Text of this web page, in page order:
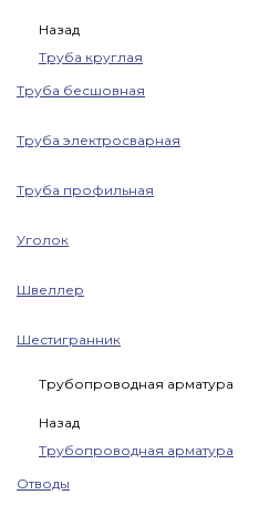
Назад
Труба круглая
Труба бесшовная
Труба электросварная
Труба профильная
Уголок
Швеллер
Шестигранник
Трубопроводная арматура
Назад
Трубопроводная арматура
Отводы